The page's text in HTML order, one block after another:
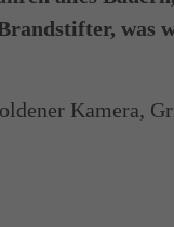
was
Kamera,